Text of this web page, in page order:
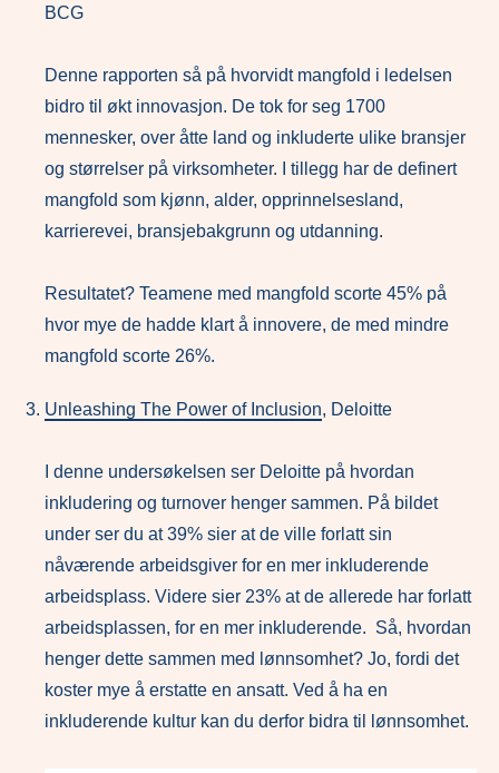
BCG
Denne rapporten så på hvorvidt mangfold i ledelsen
bidro til økt innovasjon. De tok for seg 1700
mennesker, over åtte land og inkluderte ulike bransjer
og størrelser på virksomheter. I tillegg har de definert
mangfold som kjønn, alder, opprinnelsesland,
karrierevei, bransjebakgrunn og utdanning.
Resultatet? Teamene med mangfold scorte 45% på
hvor mye de hadde klart å innovere, de med mindre
mangfold scorte 26%.
Unleashing The Power of Inclusion, Deloitte
I denne undersøkelsen ser Deloitte på hvordan
inkludering og turnover henger sammen. På bildet
under ser du at 39% sier at de ville forlatt sin
nåværende arbeidsgiver for en mer inkluderende
arbeidsplass. Videre sier 23% at de allerede har forlatt
arbeidsplassen, for en mer inkluderende. Så, hvordan
henger dette sammen med lønnsomhet? Jo, fordi det
koster mye å erstatte en ansatt. Ved å ha en
inkluderende kultur kan du derfor bidra til lønnsomhet.